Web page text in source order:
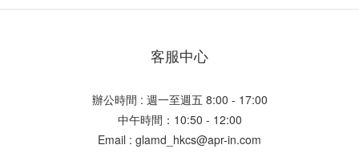
客服中心
辦公時間 : 週一至週五 8:00 - 17:00
中午時間：10:50 - 12:00
Email : glamd_hkcs@apr-in.com